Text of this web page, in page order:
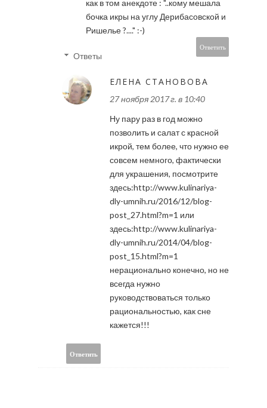
как в том анекдоте : "..кому мешала
бочка икры на углу Дерибасовской и
Ришелье ?...." :-)
Ответить
Ответы
ЕЛЕНА СТАНОВОВА
27 ноября 2017 г. в 10:40
Ну пару раз в год можно
позволить и салат с красной
икрой, тем более, что нужно ее
совсем немного, фактически
для украшения, посмотрите
здесь:http://www.kulinariya-
dly-umnih.ru/2016/12/blog-
post_27.html?m=1 или
здесь:http://www.kulinariya-
dly-umnih.ru/2014/04/blog-
post_15.html?m=1
нерационально конечно, но не
всегда нужно
руководствоваться только
рациональностью, как сне
кажется!!!
Ответить